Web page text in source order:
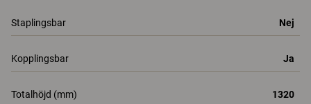
Staplingsbar Nej
Kopplingsbar Ja
Totalhöjd (mm) 1320